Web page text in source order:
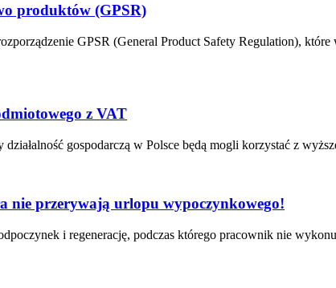
produktów (GPSR)
GPSR (General Product Safety Regulation), które
z VAT
gospodarczą w Polsce będą mogli korzystać z
nie przerywają urlopu wypoczynkowego!
i regenerację, podczas którego pracownik nie